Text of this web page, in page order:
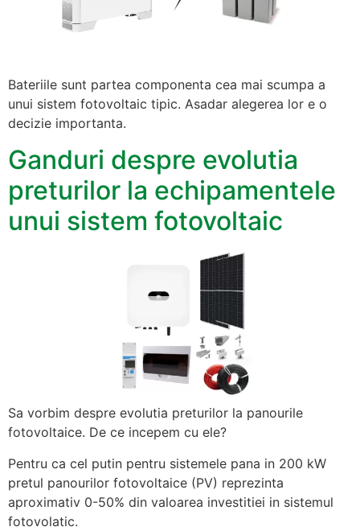
Bateriile sunt partea componenta cea mai scumpa a
unui sistem fotovoltaic tipic. Asadar alegerea lor e o
decizie importanta.
Ganduri despre evolutia
preturilor la echipamentele
unui sistem fotovoltaic
Sa vorbim despre evolutia preturilor la panourile
fotovoltaice. De ce incepem cu ele?
Pentru ca cel putin pentru sistemele pana in 200 kW
pretul panourilor fotovoltaice (PV) reprezinta
aproximativ 0-50% din valoarea investitiei in sistemul
fotovolatic.